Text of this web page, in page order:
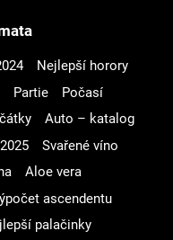
Nejlepší horory
Partie
Počasí
Auto – katalog
Svařené víno
Aloe vera
ascendentu
palačinky